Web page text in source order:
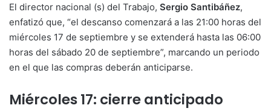
El director nacional (s) del Trabajo, Sergio Santibáñez,
enfatizó que, “el descanso comenzará a las 21:00 horas del
miércoles 17 de septiembre y se extenderá hasta las 06:00
horas del sábado 20 de septiembre”, marcando un periodo
en el que las compras deberán anticiparse.
Miércoles 17: cierre anticipado